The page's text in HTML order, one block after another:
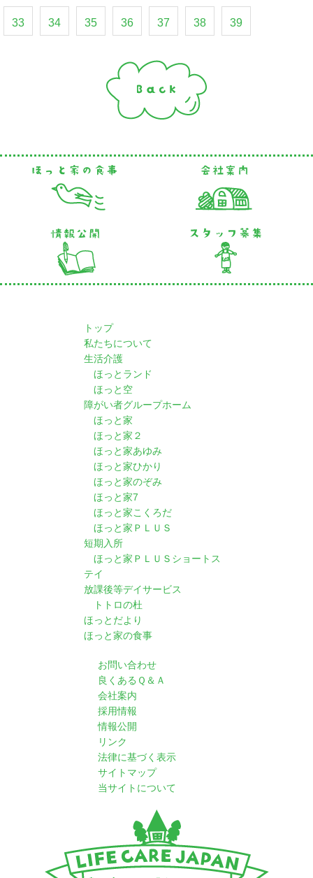
33 34 35 36 37 38 39
トップ
私たちについて
生活介護
ほっとランド
ほっと空
障がい者グループホーム
ほっと家
ほっと家２
ほっと家あゆみ
ほっと家ひかり
ほっと家のぞみ
ほっと家7
ほっと家こくろだ
ほっと家ＰＬＵＳ
短期入所
ほっと家ＰＬＵＳショートス
テイ
放課後等デイサービス
トトロの杜
ほっとだより
ほっと家の食事
お問い合わせ
良くあるＱ＆Ａ
会社案内
採用情報
情報公開
リンク
法律に基づく表示
サイトマップ
当サイトについて